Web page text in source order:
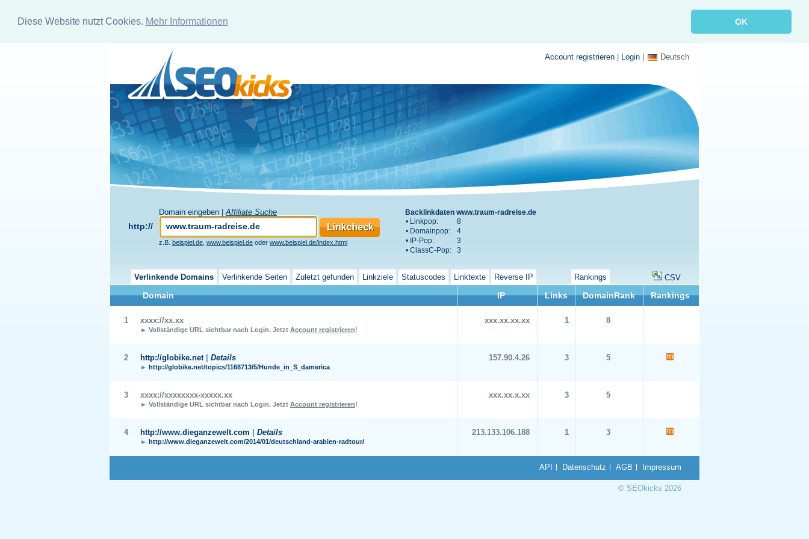
Diese Website nutzt Cookies. Mehr Informationen OK
Account registrieren | Login | Deutsch
Domain eingeben | Affiliate Suche
http://
z.B. beispiel.de www.beispiel.de oder www.beispiel.de/index.html
Backlinkdaten www.traum-radreise.de
• Linkpop:
8
• Domainpop:
4
• IP-Pop:
3
• ClassC-Pop:
3
Verlinkende Domains Verlinkende Seiten Zuletzt gefunden Linkziele Statuscodes Linktexte Reverse IP Rankings CSV
Domain IP Links DomainRank Rankings
1 xxxx://xx.xx
► Vollständige URL sichtbar nach Login. Jetzt Account registrieren!
xxx.xx.xx.xx 1 8
2 http://globike.net | Details
► http://globike.net/topics/1168713/5/Hunde_in_S_damerica
157.90.4.26 3 5
3 xxxx://xxxxxxxx-xxxxx.xx
► Vollständige URL sichtbar nach Login. Jetzt Account registrieren!
xxx.xx.x.xx 3 5
4 http://www.dieganzewelt.com | Details
► http://www.dieganzewelt.com/2014/01/deutschland-arabien-radtour/
213.133.106.188 1 3
API Datenschutz AGB Impressum
© SEOkicks 2026